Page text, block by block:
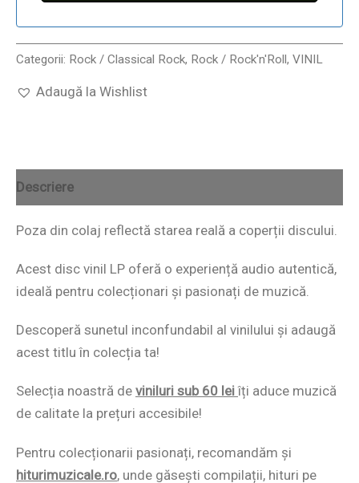
Categorii: Rock / Classical Rock, Rock / Rock'n'Roll , VINIL
Adaugă la Wishlist
Descriere
Poza din colaj reflectă starea reală a coperții discului.
Acest disc vinil LP oferă o experiență audio autentică,
ideală pentru colecționari și pasionați de muzică.
Descoperă sunetul inconfundabil al vinilului și adaugă
acest titlu în colecția ta!
Selecția noastră de viniluri sub 60 lei îți aduce muzică
de calitate la prețuri accesibile!
Pentru colecționarii pasionați, recomandăm și
hiturimuzicale.ro, unde găsești compilații, hituri pe